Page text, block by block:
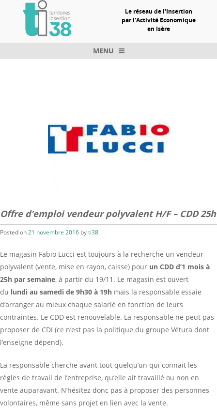
Le réseau de l'Insertion
par l'Activité Economique
en Isère
MENU
Offre d’emploi vendeur polyvalent H/F – CDD 25h
Posted on21 novembre 2016 byti38
Le magasin Fabio Lucci est toujours à la recherche un vendeur
polyvalent (vente, mise en rayon, caisse) pour un CDD d’1 mois à
25h par semaine, à partir du 19/11. Le magasin est ouvert
du lundi au samedi de 9h30 à 19h mais la responsable essaie
d’arranger au mieux chaque salarié en fonction de leurs
contraintes. Le CDD est renouvelable. La responsable ne peut pas
proposer de CDI (ce n’est pas la politique du groupe Vétura dont
l’enseigne dépend).
La responsable cherche avant tout quelqu’un qui connait les
règles de travail de l’entreprise, qu’elle ait travaillé ou non en
vente auparavant. N’hésitez donc pas à proposer des personnes
volontaires, même sans projet en lien avec la vente.